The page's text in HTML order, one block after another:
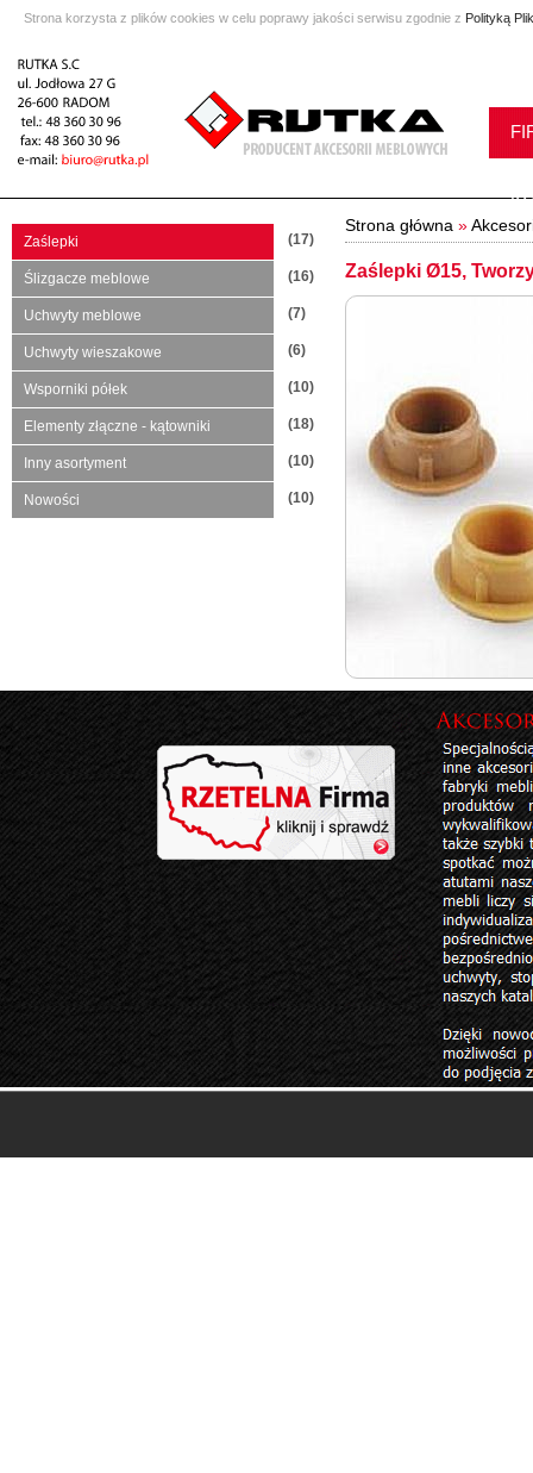
Strona korzysta z plików cookies w celu poprawy jakości serwisu zgodnie z Polityką
Zaślepki (17)
Ślizgacze meblowe (16)
Uchwyty meblowe (7)
Uchwyty wieszakowe (6)
Wsporniki półek (10)
Elementy złączne - kątowniki (18)
Inny asortyment (10)
Nowości (10)
Strona główna »
Zaślepki Ø15,